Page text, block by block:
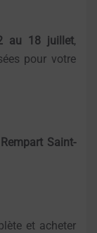
au 18 juillet,
pour votre
Saint-
et acheter